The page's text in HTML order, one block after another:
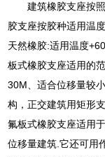
建筑橡胶支座按
胶支座按胶种适用温
天然橡胶:适用温度
板式橡胶支座适用的
30M、适合位移量较
构，正交建筑用矩形
氟板式橡胶支座适用
位移量建筑.它还可用